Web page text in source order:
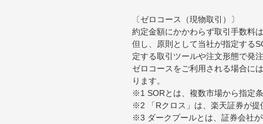
〔ゼロコース（現物取引）〕
約定金額にかかわらず取引手数料
但し、原則として当社が指定する
定する取引ツールや注文形態で発
ゼロコースをご利用される場合に
ります。
※1 SORとは、複数市場から指定
※2 「Rクロス」は、楽天証券が
※3 ダークプールとは、証券会社